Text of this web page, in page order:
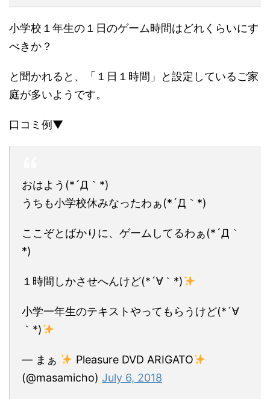
小学校１年生の１日のゲーム時間はどれくらいにす
べきか？
と聞かれると、
「１日１時間」と設定しているご家
庭が多いようです。
口コミ例▼
おはよう(*´Д｀*)
うちも小学校休みなったわぁ(*´Д｀*)
ここぞとばかりに、ゲームしてるわぁ(*´Д｀
*)
１時間しかさせへんけど(*´∀｀*)
小学一年生のテキストやってもらうけど(*´∀
｀*)
— まぁ
Pleasure DVD ARIGATO
(@masamicho) July 6, 2018